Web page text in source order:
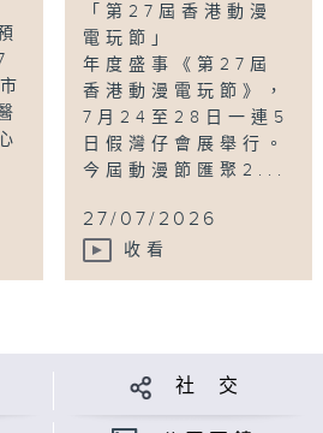
「第27屆香港動漫
電玩節」
年度盛事《第27屆
香港動漫電玩節》，
7月24至28日一連5
日假灣仔會展舉行。
今屆動漫節匯聚2...
27/07/2026
收看
社 交